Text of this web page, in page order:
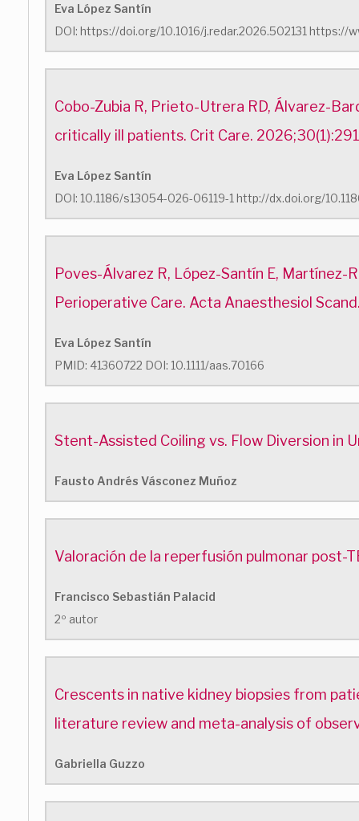
Eva López Santín
DOI: https://doi.org/10.1016/j.redar.2026.502131
Cobo-Zubia R, Prieto-Utrera RD, Álvarez-
critically ill patients. Crit Care.
Eva López Santín
DOI: 10.1186/s13054-026-06119-1 http://dx.doi.org/
Poves-Álvarez R, López-Santín E, Martínez-
Perioperative Care. Acta Anaesthesiol
Eva López Santín
PMID: 41360722 DOI: 10.1111/aas.70166
Stent-Assisted Coiling vs. Flow Diversion in
Fausto Andrés Vásconez Muñoz
Valoración de la reperfusión pulmonar post-
Francisco Sebastián Palacid
2º autor
Crescents in native kidney biopsies from
literature review and meta-analysis of
Gabriella Guzzo